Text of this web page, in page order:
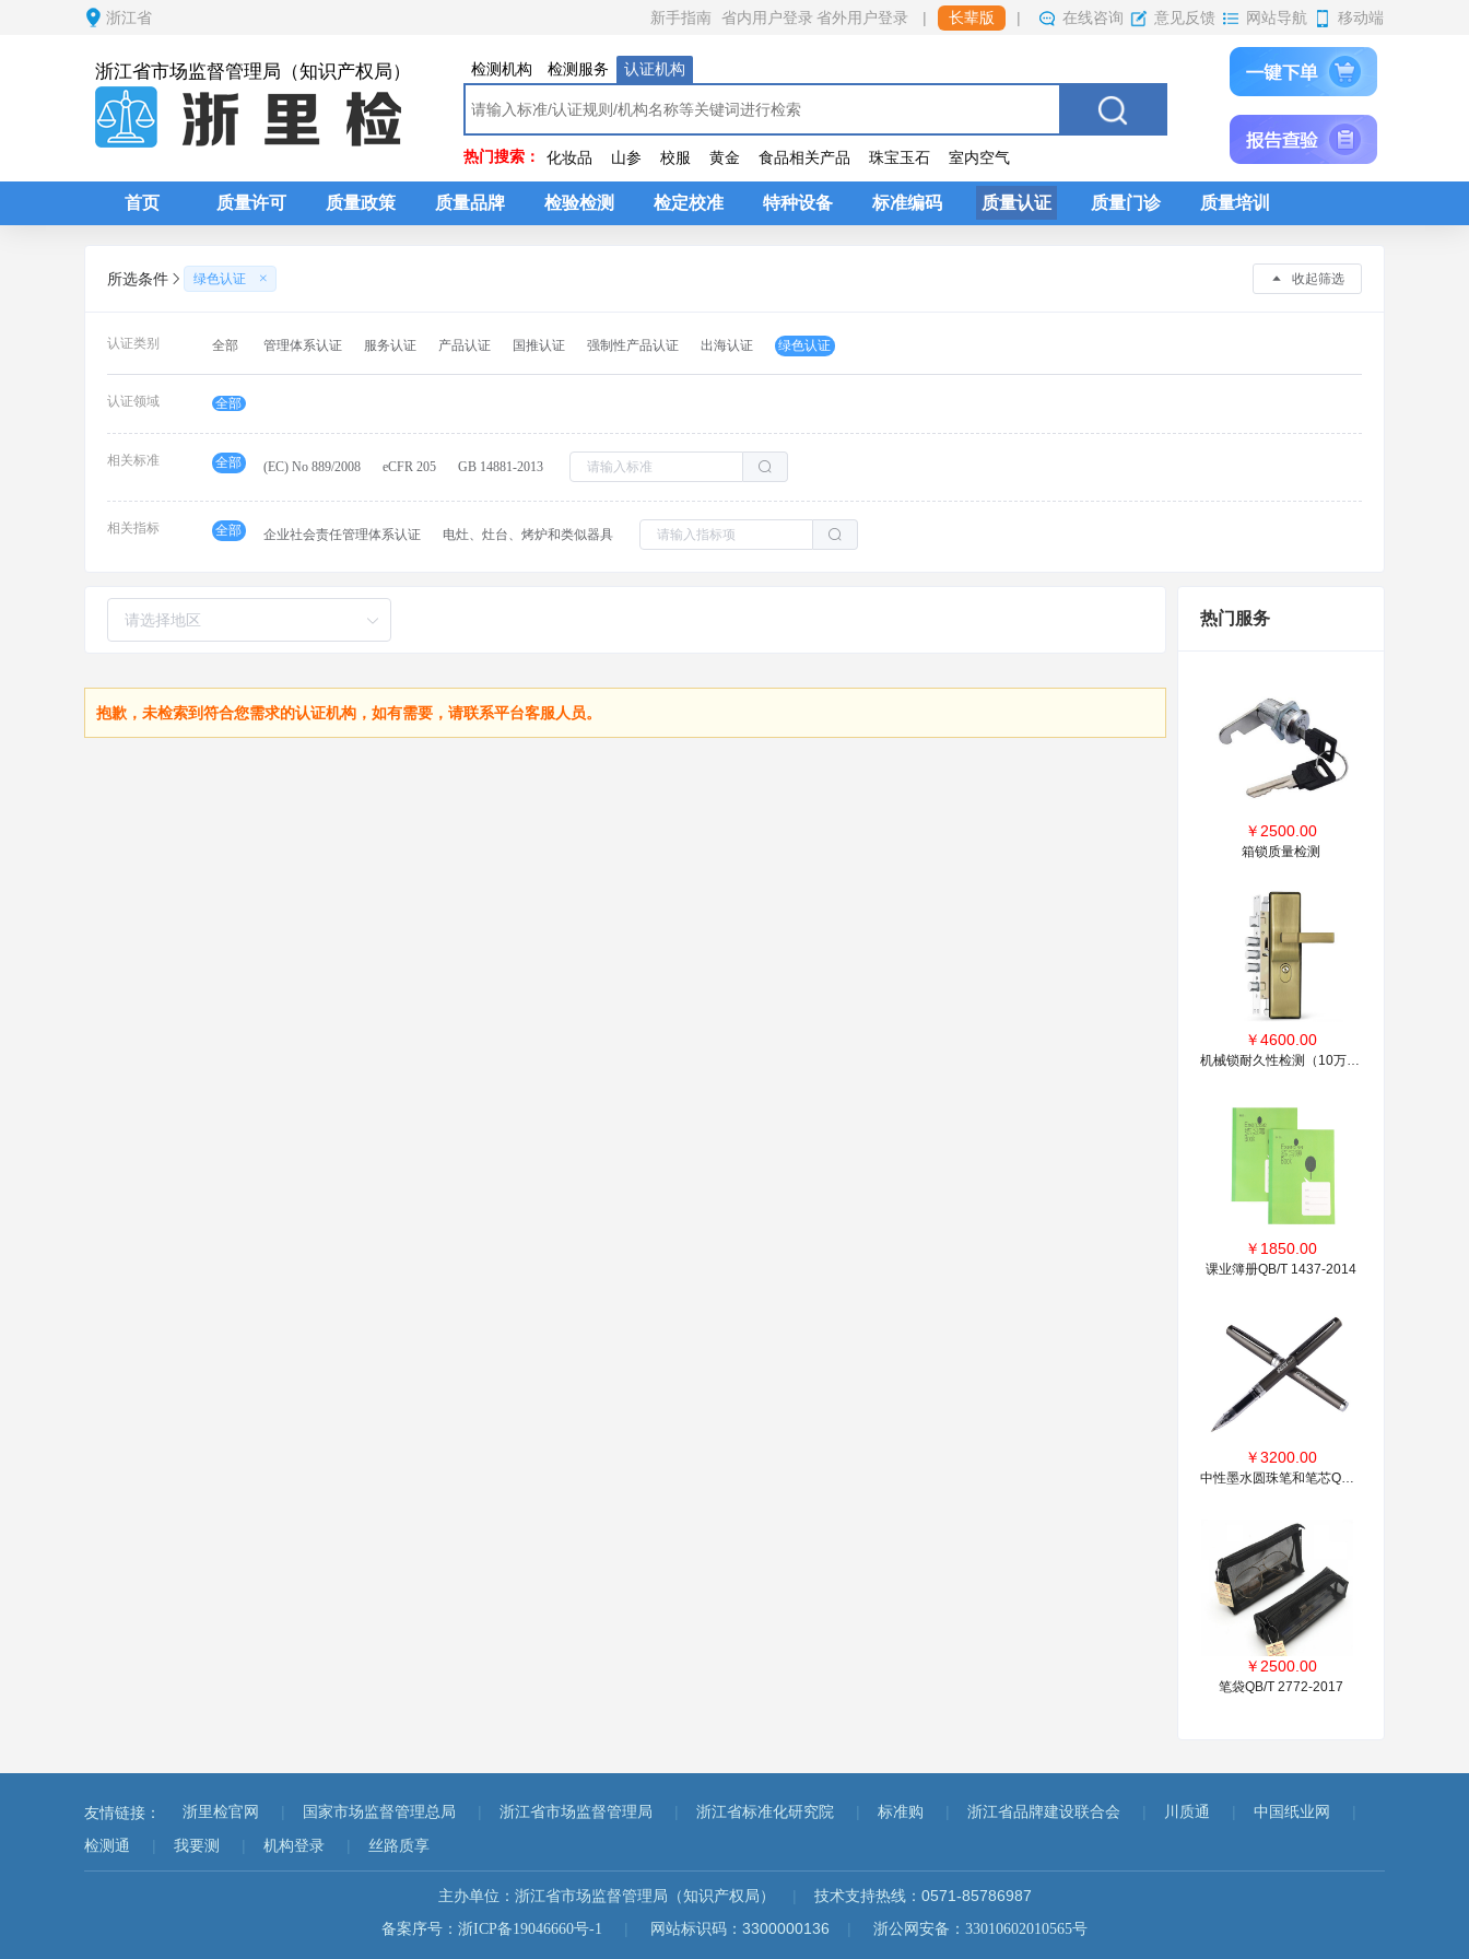
浙江省 新手指南 省内用户登录 省外用户登录 | 长辈版 | 在线咨询 意见反馈 网站导航 移动端
浙江省市场监督管理局（知识产权局） 检测机构 检测服务 认证机构
热门搜索： 化妆品 山参 校服 黄金 食品相关产品 珠宝玉石 室内空气
首页 质量许可 质量政策 质量品牌 检验检测 检定校准 特种设备 标准编码 质量认证 质量门诊 质量培训
所选条件 绿色认证 收起筛选
认证类别 全部 管理体系认证 服务认证 产品认证 国推认证 强制性产品认证 出海认证 绿色认证
认证领域 全部
相关标准 全部 (EC) No 889/2008 eCFR 205 GB 14881-2013
相关指标 全部 企业社会责任管理体系认证 电灶、灶台、烤炉和类似器具
抱歉，未检索到符合您需求的认证机构，如有需要，请联系平台客服人员。
热门服务
￥ 2500.00
箱锁质量检测
￥4600.00
机械锁耐久性检测（10万次）
￥ 1850.00
课业簿册QB/T 1437-2014
￥3200.00
中性墨水圆珠笔和笔芯QB/T 2625-2011
￥ 2500.00
笔袋QB/T 2772-2017
友情链接： 浙里检官网 国家市场监督管理总局 浙江省市场监督管理局 浙江省标准化研究院 标准购 浙江省品牌建设联合会 川质通 中国纸业网
检测通 我要测 机构登录 丝路质享
主办单位：浙江省市场监督管理局（知识产权局） 技术支持热线：0571-85786987
备案序号：浙ICP备19046660号-1 网站标识码：3300000136 浙公网安备：33010602010565号